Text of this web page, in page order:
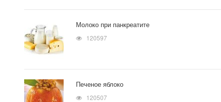
Молоко при панкреатите
120597
Печеное яблоко
120507